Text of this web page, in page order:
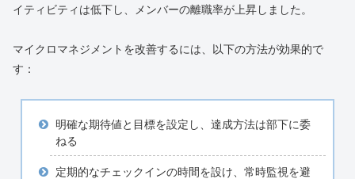
イティビティは低下し、メンバーの離職率が上昇しました。
マイクロマネジメントを改善するには、以下の方法が効果的で
す：
明確な期待値と目標を設定し、達成方法は部下に委
ねる
定期的なチェックインの時間を設け、常時監視を避